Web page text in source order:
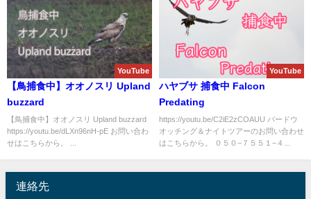
YouTube
【鳥捕食中】オオノスリ Upland
buzzard
【鳥捕食中】オオノスリ Upland buzzard
https://youtu.be/dLXn96nH-pE お問い合わ
せはこちらから。 ...
YouTube
ハヤブサ 捕食中 Falcon
Predating
https://youtu.be/C2iE2zCOAUU バードウ
オッチング＆ナイトツアーのお問い合わせ
はこちらから。 ０５０−７５５１−４...
連絡先